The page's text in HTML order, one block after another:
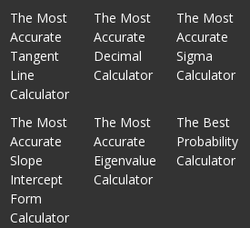
The Most
Accurate
Tangent
Line
Calculator
The Most
Accurate
Decimal
Calculator
The Most
Accurate
Sigma
Calculator
The Most
Accurate
Slope
Intercept
Form
Calculator
The Most
Accurate
Eigenvalue
Calculator
The Best
Probability
Calculator